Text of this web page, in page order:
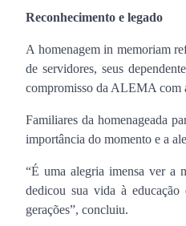
Reconhecimento e legado
A homenagem in memoriam
de servidores, seus
compromisso da ALEMA com
Familiares da homenageada
importância do momento e a
“É uma alegria imensa ver a
dedicou sua vida à
gerações”, concluiu.